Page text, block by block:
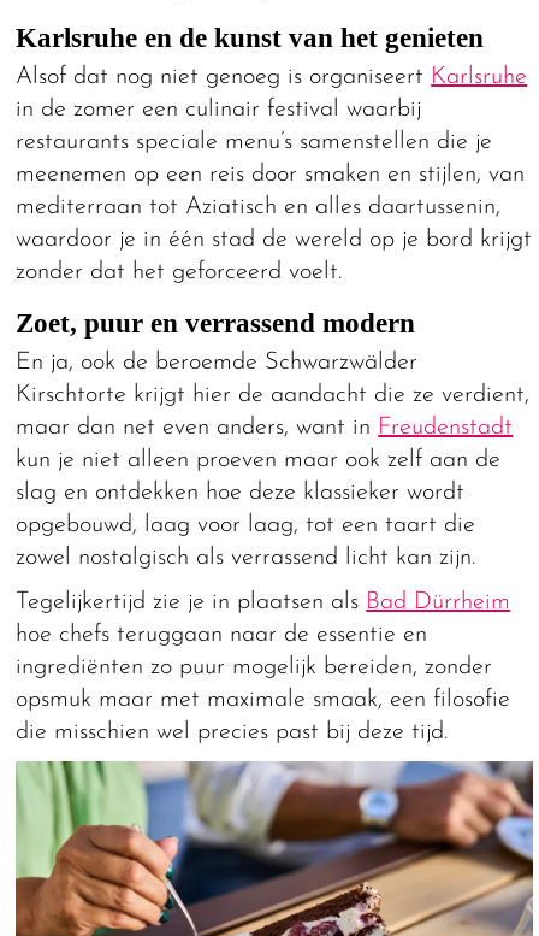
Karlsruhe en de kunst van het genieten
Alsof dat nog niet genoeg is organiseert Karlsruhe
in de zomer een culinair festival waarbij
restaurants speciale menu’s samenstellen die je
meenemen op een reis door smaken en stijlen, van
mediterraan tot Aziatisch en alles daartussenin,
waardoor je in één stad de wereld op je bord krijgt
zonder dat het geforceerd voelt.
Zoet, puur en verrassend modern
En ja, ook de beroemde Schwarzwälder
Kirschtorte krijgt hier de aandacht die ze verdient,
maar dan net even anders, want in Freudenstadt
kun je niet alleen proeven maar ook zelf aan de
slag en ontdekken hoe deze klassieker wordt
opgebouwd, laag voor laag, tot een taart die
zowel nostalgisch als verrassend licht kan zijn.
Tegelijkertijd zie je in plaatsen als Bad Dürrheim
hoe chefs teruggaan naar de essentie en
ingrediënten zo puur mogelijk bereiden, zonder
opsmuk maar met maximale smaak, een filosofie
die misschien wel precies past bij deze tijd.